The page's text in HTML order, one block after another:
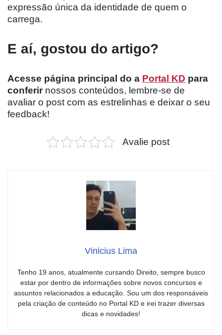
expressão única da identidade de quem o
carrega.
E aí, gostou do artigo?
Acesse página principal do a Portal KD para
conferirnossos conteúdos, lembre-se de
avaliar o post com as estrelinhas e deixar o seu
feedback!
Avalie post
Vinicius Lima
Tenho 19 anos, atualmente cursando Direito, sempre busco
estar por dentro de informações sobre novos concursos e
assuntos relacionados a educação. Sou um dos responsáveis
pela criação de conteúdo no Portal KD e irei trazer diversas
dicas e novidades!